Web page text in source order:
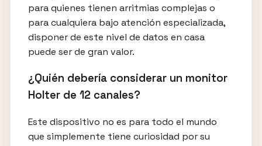
para quienes tienen arritmias complejas o
para cualquiera bajo atención especializada,
disponer de este nivel de datos en casa
puede ser de gran valor.
¿Quién debería considerar un monitor
Holter de 12 canales?
Este dispositivo no es para todo el mundo
que simplemente tiene curiosidad por su